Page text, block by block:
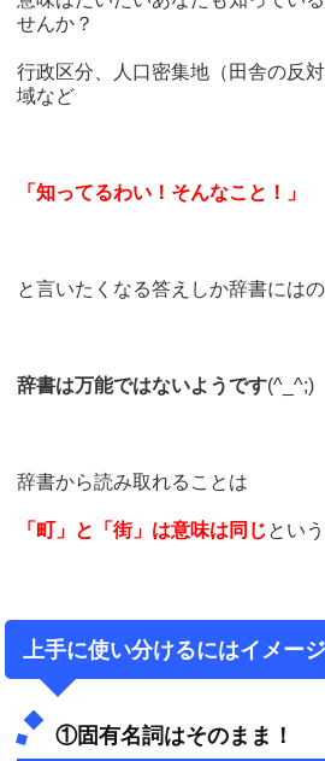
せんか？
行政区分、人口密集地（田舎の反
域など
「知ってるわい！そんなこと！」
と言いたくなる答えしか辞書には
辞書は万能ではないようです(^_^;)
辞書から読み取れることは
「町」と「街」は意味は同じとい
上手に使い分けるにはイメー
①固有名詞はそのまま！